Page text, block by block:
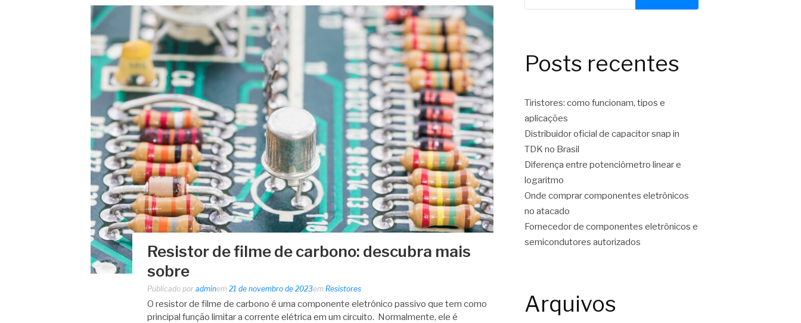
Resistor de filme de carbono: descubra mais
sobre
Publicado por adminem 21 de novembro de 2023em Resistores
O resistor de filme de carbono é uma componente eletrônico passivo que tem como
principal função limitar a corrente elétrica em um circuito. Normalmente, ele é
Posts recentes
Tiristores: como funcionam, tipos e
aplicações
Distribuidor oficial de capacitor snap in
TDK no Brasil
Diferença entre potenciômetro linear e
logaritmo
Onde comprar componentes eletrônicos
no atacado
Fornecedor de componentes eletrônicos e
semicondutores autorizados
Arquivos